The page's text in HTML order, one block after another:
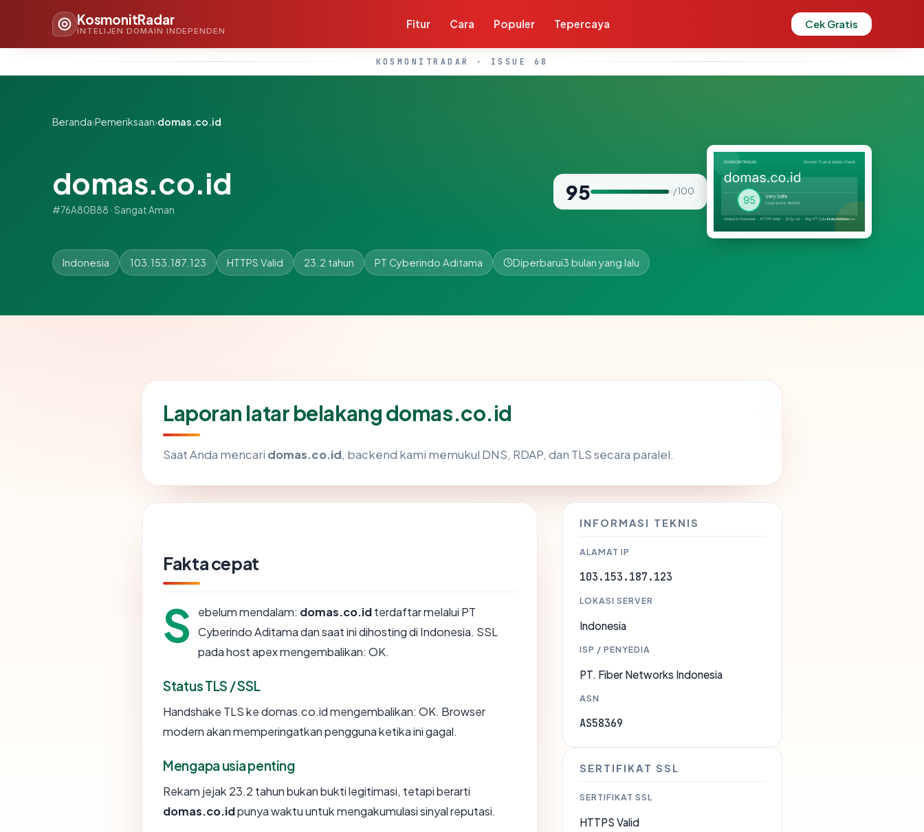
KosmonitRadar
INTELIJEN DOMAIN INDEPENDEN
Fitur Cara Populer Tepercaya Cek Gratis
KOSMONITRADAR · ISSUE 68
Beranda›Pemeriksaan›domas.co.id
domas.co.id
#76A80B88 · Sangat Aman
95 / 100
Indonesia 103.153.187.123 HTTPS Valid 23.2 tahun PT Cyberindo Aditama Diperbarui3 bulan yang lalu
Laporan latar belakang domas.co.id
Saat Anda mencari domas.co.id, backend kami memukul DNS, RDAP, dan TLS secara paralel.
Fakta cepat
S ebelum mendalam: domas.co.idterdaftar melalui PT
Cyberindo Aditama dan saat ini dihosting di Indonesia. SSL
pada host apex mengembalikan: OK.
Status TLS / SSL
Handshake TLS ke domas.co.id mengembalikan: OK. Browser
modern akan memperingatkan pengguna ketika ini gagal.
Mengapa usia penting
Rekam jejak 23.2 tahun bukan bukti legitimasi, tetapi berarti
domas.co.idpunya waktu untuk mengakumulasi sinyal reputasi.
INFORMASI TEKNIS
ALAMAT IP
103.153.187.123
LOKASI SERVER
Indonesia
ISP / PENYEDIA
PT. Fiber Networks Indonesia
ASN
AS58369
SERTIFIKAT SSL
SERTIFIKAT SSL
HTTPS Valid